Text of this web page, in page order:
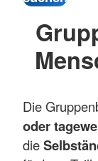
Die
oder
die